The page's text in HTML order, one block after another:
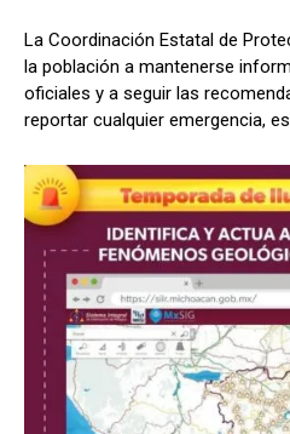
La Coordinación Estatal de
la población a mantenerse
oficiales y a seguir las
reportar cualquier emergencia,